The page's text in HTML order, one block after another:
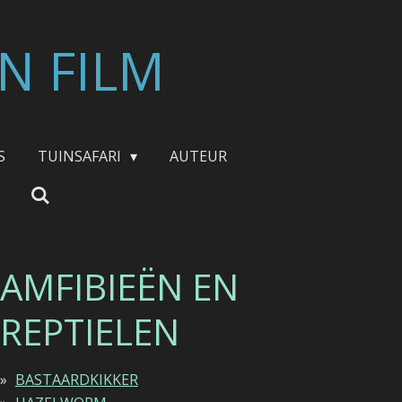
FILM
TUINSAFARI
AUTEUR
AMFIBIEËN EN
REPTIELEN
BASTAARDKIKKER